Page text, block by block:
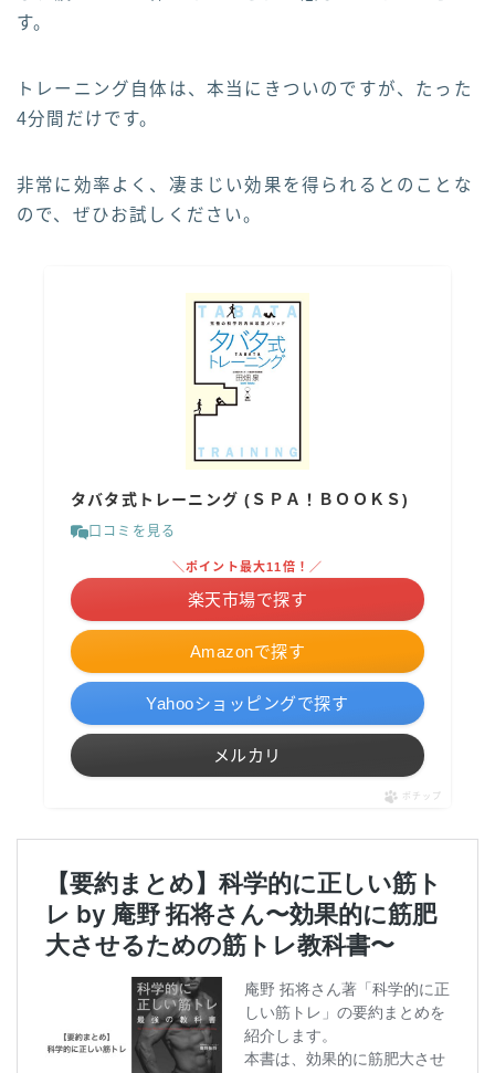
す。
トレーニング自体は、本当にきついのですが、たった
4分間だけです。
非常に効率よく、凄まじい効果を得られるとのことな
ので、ぜひお試しください。
タバタ式トレーニング (ＳＰＡ！ＢＯＯＫＳ)
口コミを見る
Amazonで探す
＼ポイント最大11倍！／
楽天市場で探す
Yahooショッピングで探す
メルカリ
ポチップ